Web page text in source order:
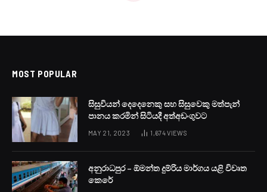
MOST POPULAR
සිසුවියන් දෙදෙනෙකු සහ සිසුවෙකු මත්පැන්
පානය කරමින් සිටියදී අත්අඩංගුවට
MAY 21, 2023 1,674VIEWS
අනුරාධපුර – ඕමන්ත දුම්රිය මාර්ගය යළි විවෘත
කෙරේ